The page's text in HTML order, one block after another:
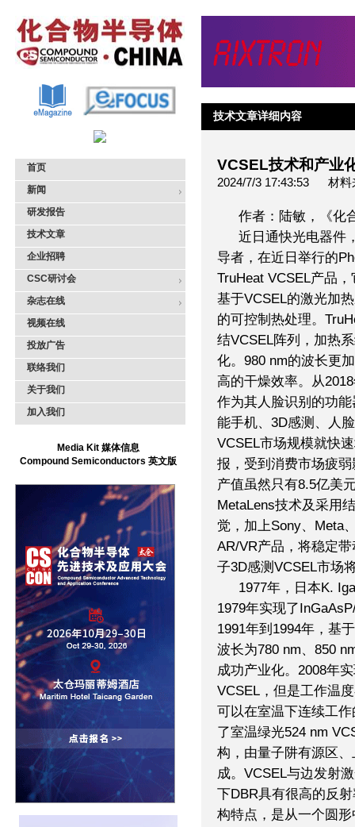
首页
新闻
研发报告
技术文章
企业招聘
CSC研讨会
杂志在线
视频在线
投放广告
联络我们
关于我们
加入我们
Media Kit 媒体信息
Compound Semiconductors 英文版
技术文章详细内容
VCSEL技术和产业
2024/7/3 17:43:53 材料
作者：陆敏，《化
近日通快光电器件
导者，在近日举行的
TruHeat VCSEL产品
基于VCSEL的激光加
的可控制热处理。
结VCSEL阵列，加热
化。980 nm的波长更
高的干燥效率。从
作为其人脸识别的功
能手机、3D感测、人
VCSEL市场规模就快
报，受到消费市场疲
产值虽然只有8.5亿美
MetaLens技术及采用
觉，加上Sony、Meta
AR/VR产品，将稳定
子3D感测VCSEL市场
1977年，日本K.
1979年实现了
1991年到1994年，基
波长为780 nm、850
成功产业化。2008年
VCSEL，但是工作温
可以在室温下连续工
了室温绿光524 nm
构，由量子阱有源区
成。VCSEL与边发射
下DBR具有很高的反
构特点，是从一个圆